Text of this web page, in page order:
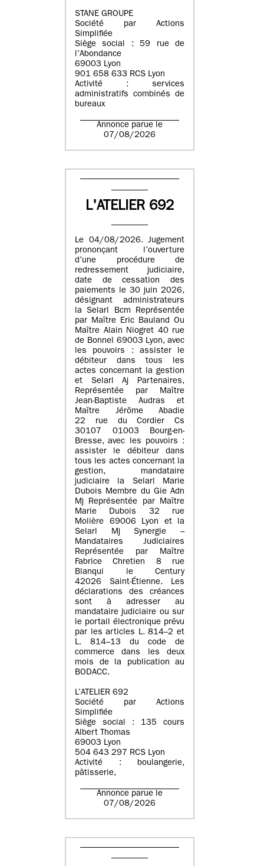
STANE GROUPE
Société par Actions
Simplifiée
Siège social : 59 rue de
l’Abondance
69003 Lyon
901 658 633 RCS Lyon
Activité : services
administratifs combinés de
bureaux
Annonce parue le
07/08/2026
L'ATELIER 692
Le 04/08/2026. Jugement
prononçant l’ouverture
d’une procédure de
redressement judiciaire,
date de cessation des
paiements le 30 juin 2026,
désignant administrateurs
la Selarl Bcm Représentée
par Maître Eric Bauland Ou
Maître Alain Niogret 40 rue
de Bonnel 69003 Lyon, avec
les pouvoirs : assister le
débiteur dans tous les
actes concernant la gestion
et Selarl Aj Partenaires,
Représentée par Maître
Jean-Baptiste Audras et
Maître Jérôme Abadie
22 rue du Cordier Cs
30107 01003 Bourg-en-
Bresse, avec les pouvoirs :
assister le débiteur dans
tous les actes concernant la
gestion, mandataire
judiciaire la Selarl Marie
Dubois Membre du Gie Adn
Mj Représentée par Maître
Marie Dubois 32 rue
Molière 69006 Lyon et la
Selarl Mj Synergie –
Mandataires Judiciaires
Représentée par Maître
Fabrice Chretien 8 rue
Blanqui le Century
42026 Saint-Étienne. Les
déclarations des créances
sont à adresser au
mandataire judiciaire ou sur
le portail électronique prévu
par les articles L. 814–2 et
L. 814–13 du code de
commerce dans les deux
mois de la publication au
BODACC.
L’ATELIER 692
Société par Actions
Simplifiée
Siège social : 135 cours
Albert Thomas
69003 Lyon
504 643 297 RCS Lyon
Activité : boulangerie,
pâtisserie,
Annonce parue le
07/08/2026